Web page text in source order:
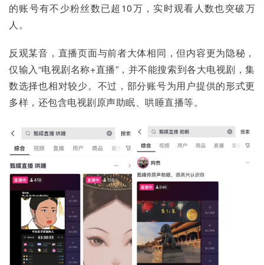
的账号有不少粉丝数已超10万，实时观看人数也突破万
人。
反观某音，直播页面与前者大体相同，但内容更为隐秘，
仅输入“电视剧名称+直播”，并不能搜索到各大电视剧，集
数选择也相对较少。不过，部分账号为用户提供的形式更
多样，还包含电视剧原声助眠、哄睡直播等。